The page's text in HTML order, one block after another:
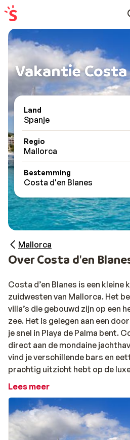
Vakantie Costa
Land
Spanje
Regio
Mallorca
Bestemming
Costa d'en Blanes
Mallorca
Over Costa d'en
Costa d’en Blanes is een kleine
zuidwesten van Mallorca. Het
villa’s die gebouwd zijn op een
zee. Het is gelegen aan een
je snel in Playa de Palma bent.
direct aan de mondaine
vind je verschillende bars en
prachtig uitzicht hebt op de
Voor een leuk dagje uit met de
pinguïns en zeeleeuwen, waar
geven.
Lees meer